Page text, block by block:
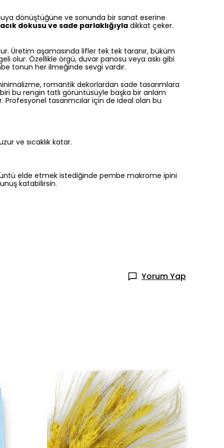
dönüştüğüne ve sonunda bir sanat eserine
dokusu ve sade parlaklığıyla dikkat çeker.
Üretim aşamasında lifler tek tek taranır, büküm
olur. Özellikle örgü, duvar panosu veya askı gibi
tonun her ilmeğinde sevgi vardır.
romantik dekorlardan sade tasarımlara
bu rengin tatlı görüntüsüyle başka bir anlam
Profesyonel tasarımcılar için de ideal olan bu
ve sıcaklık katar.
elde etmek istediğinde pembe makrome ipini
katabilirsin.
Yorum Yap